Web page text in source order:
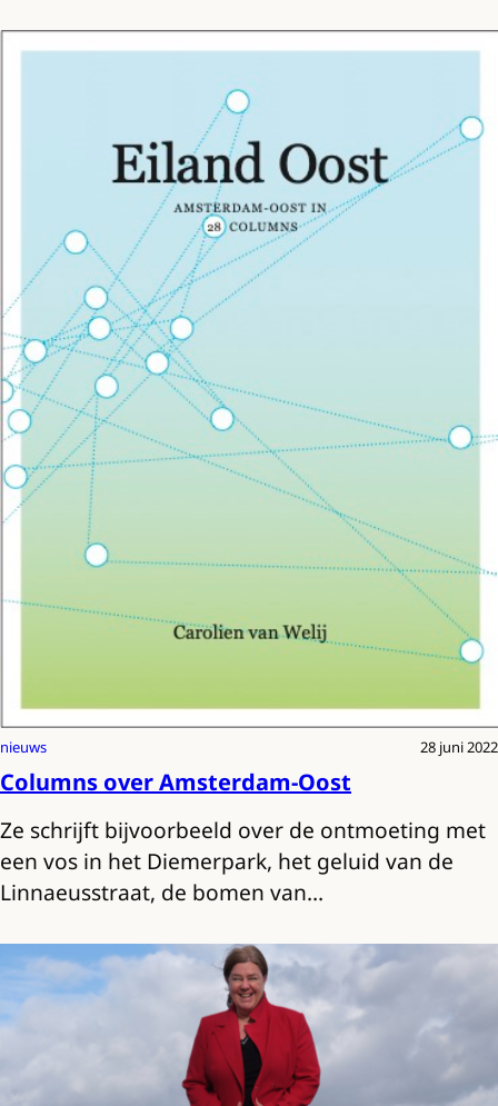
nieuws 28 juni 2022
Columns over Amsterdam-Oost
Ze schrijft bijvoorbeeld over de ontmoeting met
een vos in het Diemerpark, het geluid van de
Linnaeusstraat, de bomen van…